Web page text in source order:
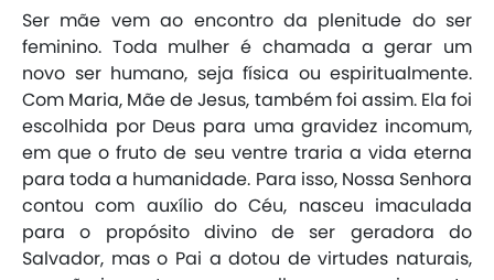
Ser mãe vem ao encontro da plenitude do ser
feminino. Toda mulher é chamada a gerar um
novo ser humano, seja física ou espiritualmente.
Com Maria, Mãe de Jesus, também foi assim. Ela foi
escolhida por Deus para uma gravidez incomum,
em que o fruto de seu ventre traria a vida eterna
para toda a humanidade. Para isso, Nossa Senhora
contou com auxílio do Céu, nasceu imaculada
para o propósito divino de ser geradora do
Salvador, mas o Pai a dotou de virtudes naturais,